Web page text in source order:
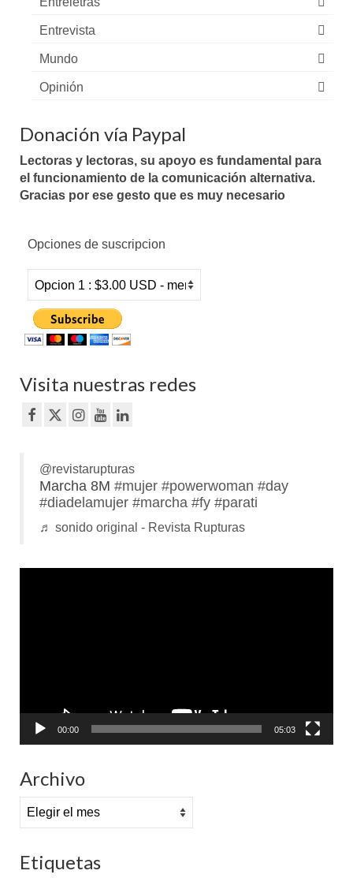
Entrevista
Mundo
Opinión
Donación vía Paypal
Lectoras y lectoras, su apoyo es fundamental para
el funcionamiento de la comunicación alternativa.
Gracias por ese gesto que es muy necesario
Opciones de suscripcion
Visita nuestras redes
@revistarupturas
Marcha 8M #mujer #powerwoman #day
#diadelamujer #marcha #fy #parati
♬ sonido original - Revista Rupturas
00:00 05:03
Archivo
Archivo
Etiquetas